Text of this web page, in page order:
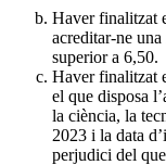
Haver finalitzat
acreditar-ne
superior a 6,50.
Haver finalitzat
el que disposa
la ciència, la
2023 i la data
perjudici del